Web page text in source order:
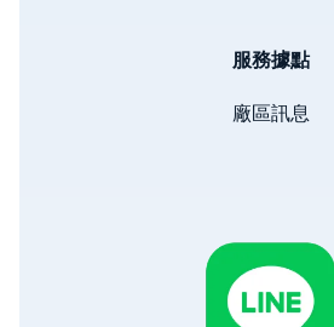
服務據點
廠區訊息